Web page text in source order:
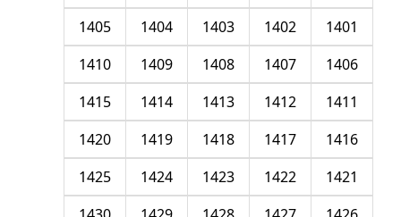
1401
1402
1403
1404
1405
1406
1407
1408
1409
1410
1411
1412
1413
1414
1415
1416
1417
1418
1419
1420
1421
1422
1423
1424
1425